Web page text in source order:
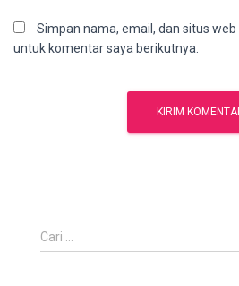
Simpan nama, email, dan situs
untuk komentar saya berikutnya.
C
a
Cari …